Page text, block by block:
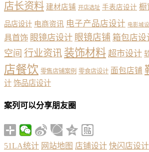
店长资料 建材店铺 开店选址 手表店设计 橱
品店设计 电商资讯 电子产品店设计 电影城
具首饰 眼镜店设计 眼镜店铺 箱包店设
空间 行业资讯 装饰材料 超市设计
店餐饮 零售店铺案例 零食店设计 面包店铺
计 饰品店设计
案列可以分享朋友圈
51LA统计 网站地图 店铺设计 快闪店设计